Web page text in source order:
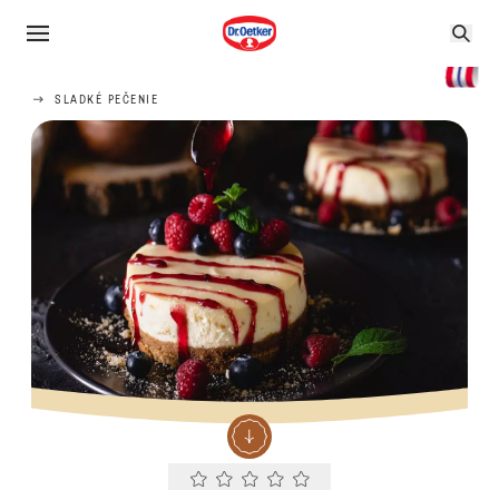
SLADKÉ PEČENIE
Current rating 0.0. Click to rate.